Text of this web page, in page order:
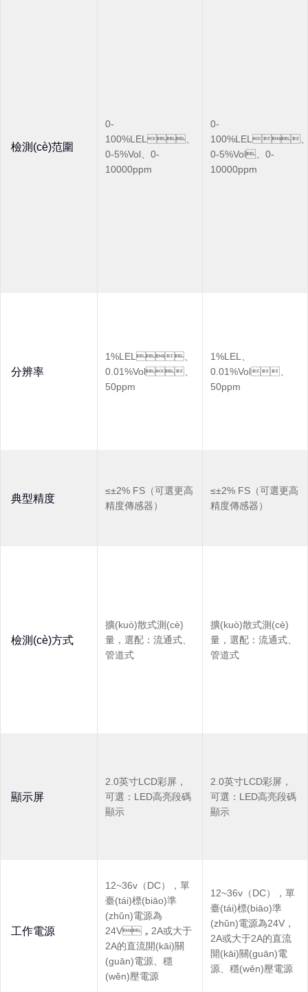
檢測(cè)范圍
分辨率
典型精度
檢測(cè)方式
顯示屏
工作電源
0-
100%LEL、
0-5%Vol、0-
10000ppm
1%LEL、
0.01%Vol、
50ppm
≤±2% FS（可選更高
精度傳感器）
擴(kuò)散式測(cè)
量，選配：流通式、
管道式
2.0英寸LCD彩屏，
可選：LED高亮段碼
顯示
12~36v（DC），單
臺(tái)標(biāo)準
(zhǔn)電源為
24V，2A或大于
2A的直流開(kāi)關
(guān)電源、穩
(wěn)壓電源
0-
100%LEL
0-5%Vol、0-
10000ppm
1%LEL、
0.01%Vol、
50ppm
≤±2% FS（可選更高
精度傳感器）
擴(kuò)散式測(cè)
量，選配：流通式、
管道式
2.0英寸LCD彩屏，
可選：LED高亮段碼
顯示
12~36v（DC），單
臺(tái)標(biāo)準
(zhǔn)電源為24V，
2A或大于2A的直流
開(kāi)關(guān)電
源、穩(wěn)壓電源